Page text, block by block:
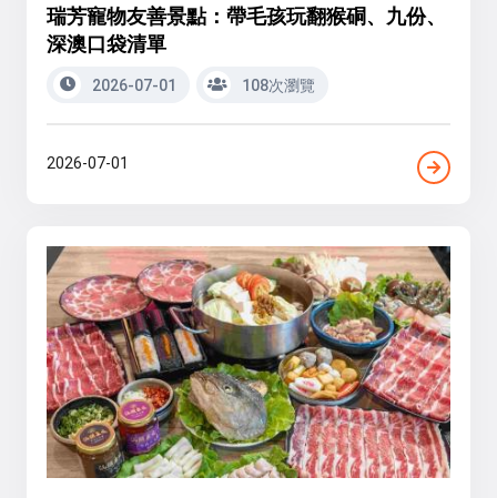
瑞芳寵物友善景點：帶毛孩玩翻猴硐、九份、
深澳口袋清單
2026-07-01 108次瀏覽
2026-07-01